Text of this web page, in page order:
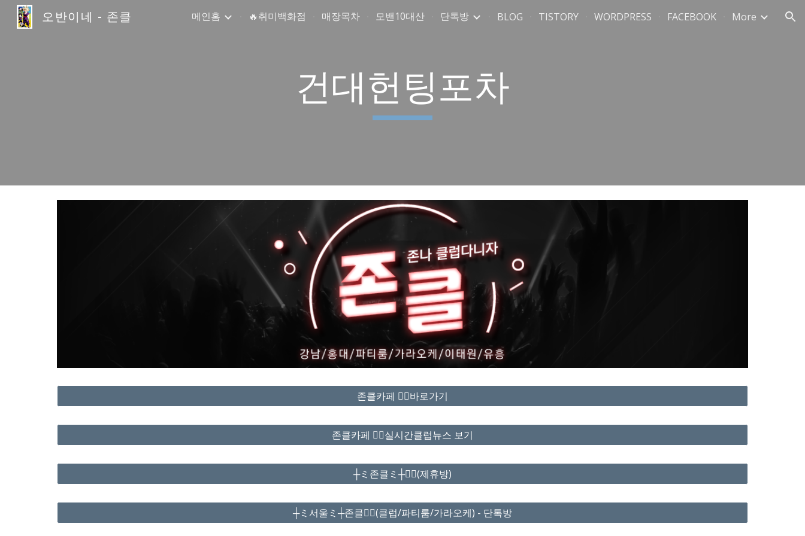
Skip to main content Skip to navigation
오반이네 - 존클 메인홈 🔥취미백화점 매장목차 모밴10대산 단톡방 BLOG TISTORY WORDPRESS FACEBOOK More
건대헌팅포차
존클카페 ❤️‍🔥바로가기
존클카페 ❤️‍🔥실시간클럽뉴스 보기
┼ミ존클ミ┼❤️‍🔥(제휴방)
┼ミ서울ミ┼존클❤️‍🔥(클럽/파티룸/가라오케) - 단톡방